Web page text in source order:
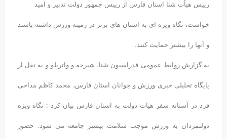
رییس هیأت شنا استان فارس از رییس جمهور دولت تدبیر و امید
خواست، نگاه ویژه ای به استان های برتر در زمینه ورزش داشته باشند
و آنها را بیشتر حمایت کنند.
به گزارش روابط عمومی فدراسیون شنا، شیرجه و واترپلو و به نقل از
پایگاه تحلیلی خبری ورزش و جوانان استان فارس، محمد کاظم مداحی
فرد در آستانه سفر هیات دولت به استان فارس بیان کرد : نگاه ویژه
دولتمردان به ورزش موجب سلامت بیشتر جامعه می شود. حضور